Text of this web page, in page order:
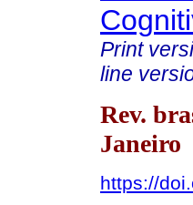
Print
line
Rev.
Janeiro
https://